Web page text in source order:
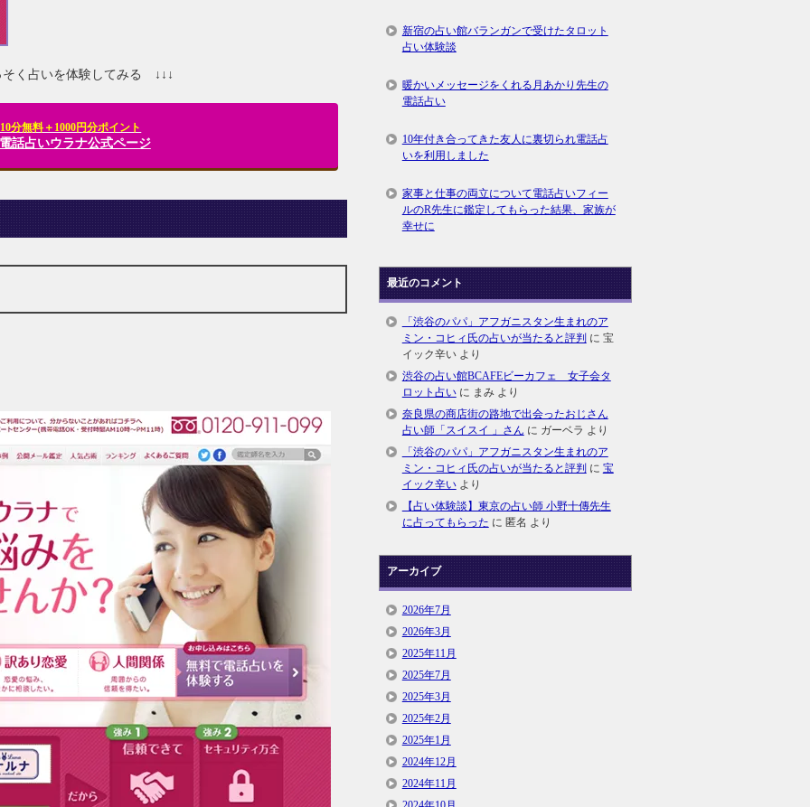
く占いを体験してみる ↓↓↓
分無料＋1000円分ポイント
話占いウラナ公式ページ
新宿の占い館バランガンで受けたタロット
占い体験談
暖かいメッセージをくれる月あかり先生の
電話占い
10年付き合ってきた友人に裏切られ電話占
いを利用しました
家事と仕事の両立について電話占いフィー
ルのR先生に鑑定してもらった結果、家族が
幸せに
最近のコメント
「渋谷のパパ」アフガニスタン生まれのア
ミン・コヒィ氏の占いが当たると評判 に 宝
イック辛いより
渋谷の占い館BCAFEビーカフェ 女子会タ
ロット占いに まみより
奈良県の商店街の路地で出会ったおじさん
占い師「スイスイ 」さん に ガーベラ より
「渋谷のパパ」アフガニスタン生まれのア
ミン・コヒィ氏の占いが当たると評判 に 宝
イック辛いより
【占い体験談】東京の占い師 小野十傳先生
に占ってもらった に 匿名 より
アーカイブ
2026年7月
2026年3月
2025年11月
2025年7月
2025年3月
2025年2月
2025年1月
2024年12月
2024年11月